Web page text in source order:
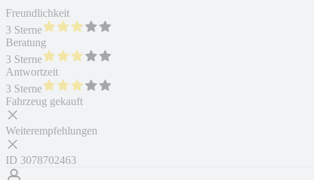
Freundlichkeit
3 Sterne
Beratung
3 Sterne
Antwortzeit
3 Sterne
Fahrzeug gekauft
Weiterempfehlungen
ID 3078702463